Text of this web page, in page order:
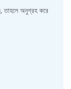
তাহলে অনুগ্রহ করে